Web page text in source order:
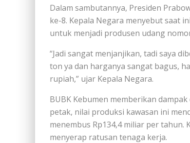
Dalam sambutannya, Presiden
ke-8. Kepala Negara menyebut saat
untuk menjadi produsen udang
“Jadi sangat menjanjikan, tadi saya
ton ya dan harganya sangat bagus,
rupiah,” ujar Kepala Negara.
BUBK Kebumen memberikan
petak, nilai produksi kawasan ini
menembus Rp134,4 miliar per tahun.
menyerap ratusan tenaga kerja.